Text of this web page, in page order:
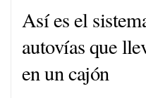
Así es el
autovías que
en un cajón